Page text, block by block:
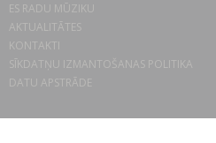
ES RADU MŪZIKU
AKTUALITĀTES
KONTAKTI
SĪKDATŅU IZMANTOŠANAS POLITIKA
DATU APSTRĀDE